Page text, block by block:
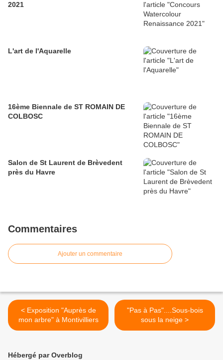
2021
L'art de l'Aquarelle
16ème Biennale de ST ROMAIN DE
COLBOSC
Salon de St Laurent de Brèvedent
près du Havre
Commentaires
Ajouter un commentaire
< Exposition "Auprès de
mon arbre" à Montivilliers
"Pas à Pas"....Sous-bois
sous la neige >
Hébergé par Overblog